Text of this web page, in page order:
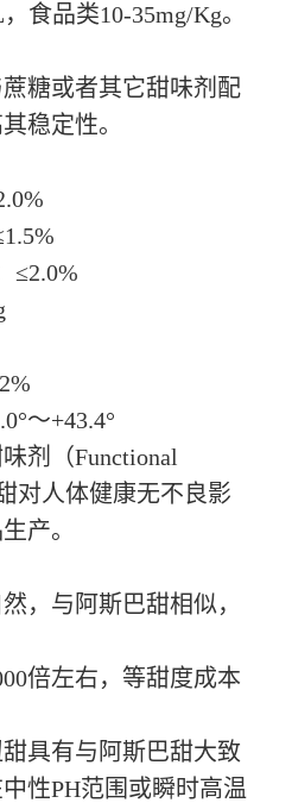
食品类10-35mg/Kg。
糖或者其它甜味剂配
稳定性。
≤1.5%
：≤2.0%
Kg
～+43.4°
剂（Functional
对人体健康无不良影
产。
，与阿斯巴甜相似，
倍左右，等甜度成本
具有与阿斯巴甜大致
性PH范围或瞬时高温